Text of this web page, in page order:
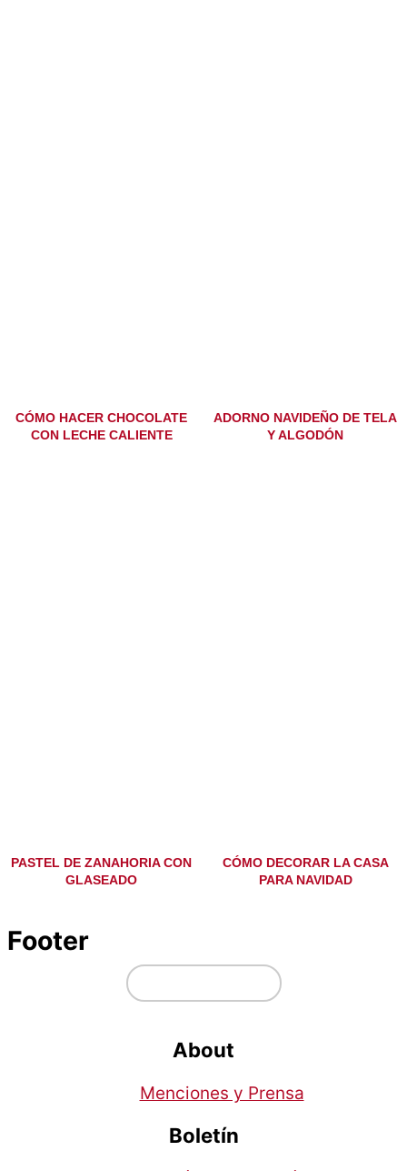
CÓMO HACER CHOCOLATE
CON LECHE CALIENTE
ADORNO NAVIDEÑO DE TELA
Y ALGODÓN
PASTEL DE ZANAHORIA CON
GLASEADO
CÓMO DECORAR LA CASA
PARA NAVIDAD
Footer
About
Menciones y Prensa
Boletín